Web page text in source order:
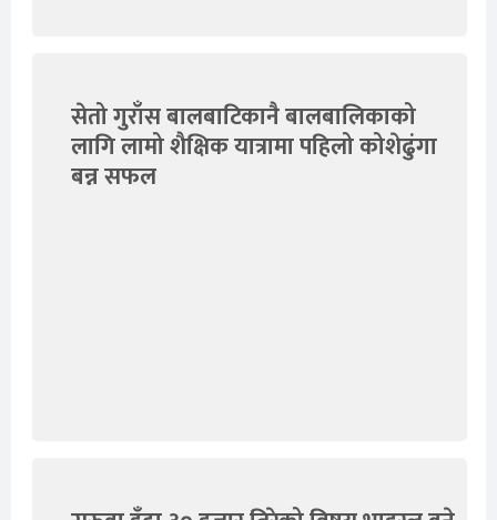
सेतो गुराँस बालबाटिकानै बालबालिकाको
लागि लामो शैक्षिक यात्रामा पहिलो कोशेढुंगा
बन्न सफल